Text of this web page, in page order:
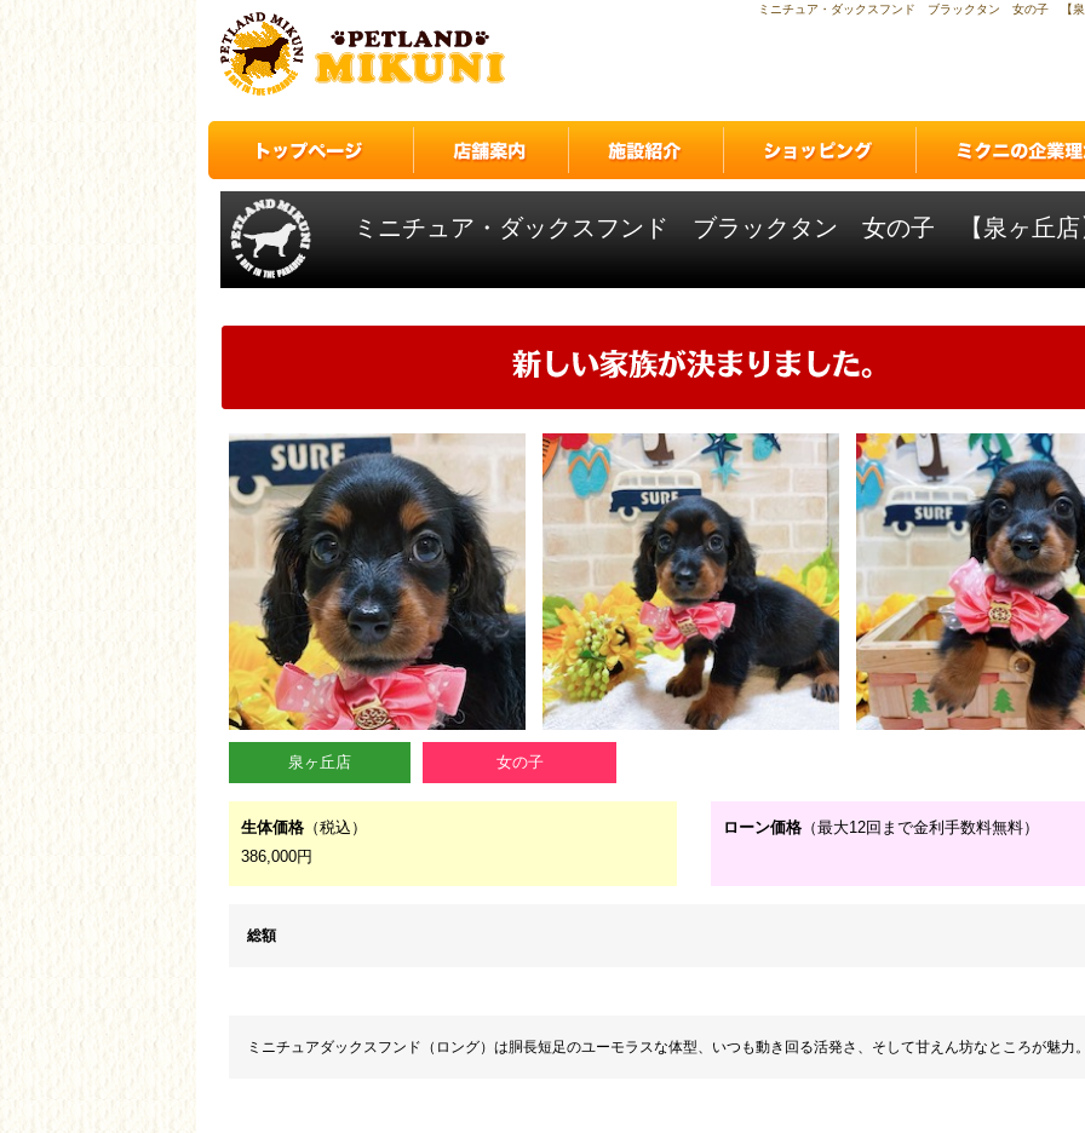
ミニチュア・ダックスフンド ブラックタン 女の子 【泉
ミニチュア・ダックスフンド ブラックタン 女の子 【泉ヶ丘店
泉ヶ丘店 女の子
生体価格 （税込）
386,000円
ローン価格 （最大12回まで金利手数料無料）
総額
ミニチュアダックスフンド（ロング）は胴長短足のユーモラスな体型、いつも動き回る活発さ、そして甘えん坊なところが魅力